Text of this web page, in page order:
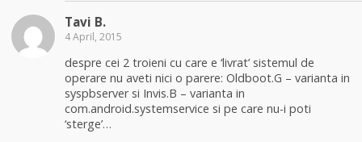
Tavi B.
4 April, 2015
despre cei 2 troieni cu care e ‘livrat’ sistemul de
operare nu aveti nici o parere: Oldboot.G – varianta in
syspbserver si Invis.B – varianta in
com.android.systemservice si pe care nu-i poti
‘sterge’…